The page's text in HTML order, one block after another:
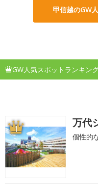
甲信越のGW
GW人気スポットランキン
1 万代
個性的